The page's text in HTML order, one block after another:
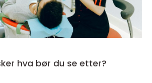
Tannlege i asker hva bør du se etter?